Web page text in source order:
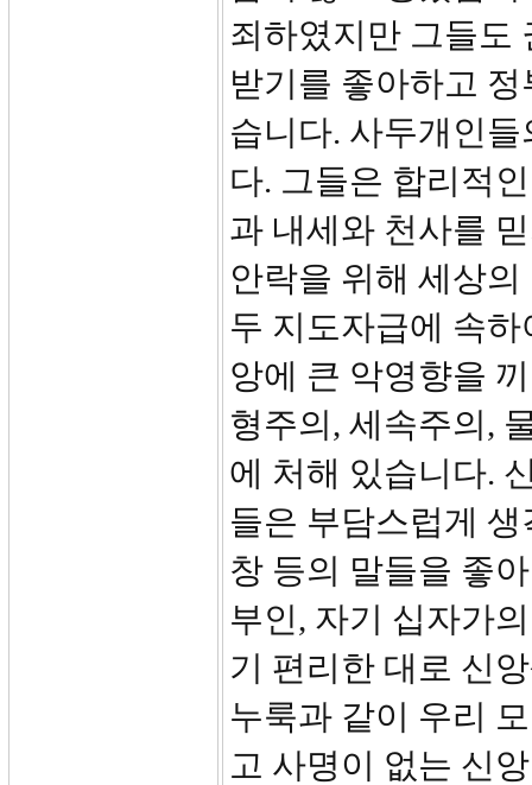
죄하였지만 그들도
받기를 좋아하고
습니다. 사두개인
다. 그들은 합리적
과 내세와 천사를
안락을 위해 세상
두 지도자급에 속
앙에 큰 악영향을
형주의, 세속주의,
에 처해 있습니다.
들은 부담스럽게
창 등의 말들을 좋
부인, 자기 십자가
기 편리한 대로 신
누룩과 같이 우리
고 사명이 없는 신